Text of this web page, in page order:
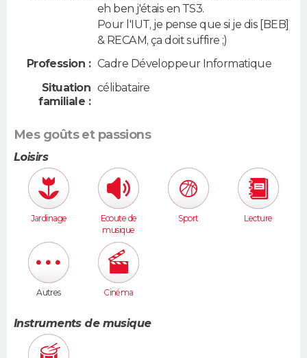
eh ben j'étais en TS3.
Pour l'IUT, je pense que si je dis [BEB]
& RECAM, ça doit suffire ;)
Profession : Cadre Développeur Informatique
Situation
familiale :
célibataire
Mes goûts et passions
Loisirs
Jardinage
Ecoute de
musique
Sport Lecture
Autres Cinéma
Instruments de musique